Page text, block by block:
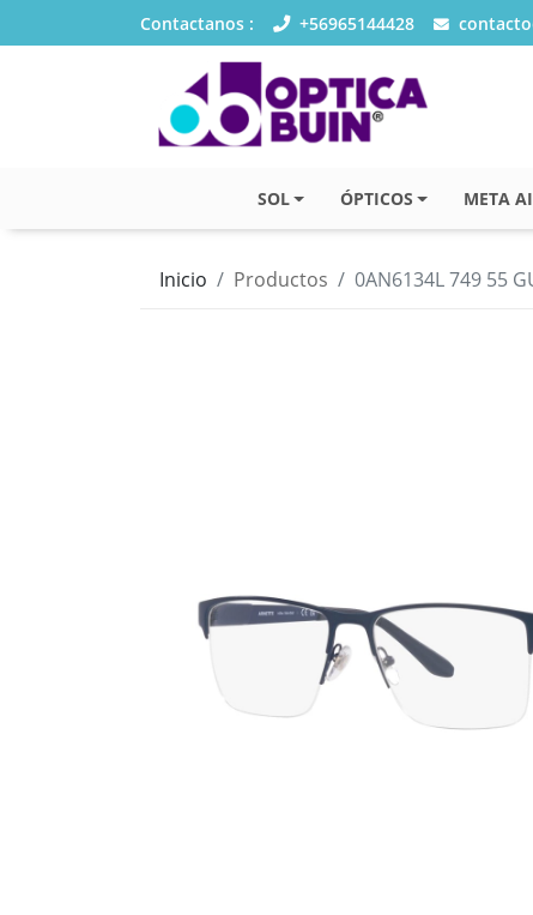
Contactanos : +56965144428
SOL ÓPTICOS META AI
Inicio Productos 0AN6134L 749 55